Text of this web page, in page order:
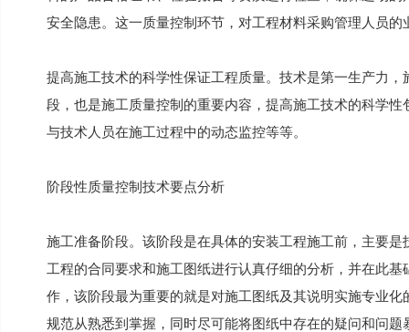
安全隐患。这一质量控制环节，对工程材料采购管理人员的
提高施工技术的科学性保证工程质量。技术是第一生产力
段，也是施工质量控制的重要内容，提高施工技术的科学
与技术人员在施工过程中的动态监控等等。
阶段性质量控制技术要点分析
施工准备阶段。该阶段是在具体的安装工程施工前，主要
工程的合同要求和施工图纸进行认真仔细的分析，并在此
作，该阶段最为重要的就是对施工图纸及其说明实施专业
规范从熟悉到掌握，同时尽可能将图纸中存在的疑问和问